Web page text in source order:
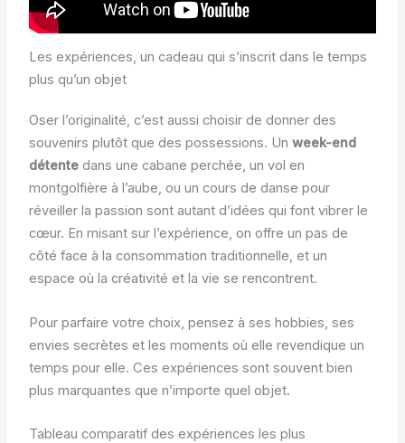
Les expériences, un cadeau qui s’inscrit dans le temps
plus qu’un objet
Oser l’originalité, c’est aussi choisir de donner des
souvenirs plutôt que des possessions. Un week-end
détentedans une cabane perchée, un vol en
montgolfière à l’aube, ou un cours de danse pour
réveiller la passion sont autant d’idées qui font vibrer le
cœur. En misant sur l’expérience, on offre un pas de
côté face à la consommation traditionnelle, et un
espace où la créativité et la vie se rencontrent.
Pour parfaire votre choix, pensez à ses hobbies, ses
envies secrètes et les moments où elle revendique un
temps pour elle. Ces expériences sont souvent bien
plus marquantes que n’importe quel objet.
Tableau comparatif des expériences les plus